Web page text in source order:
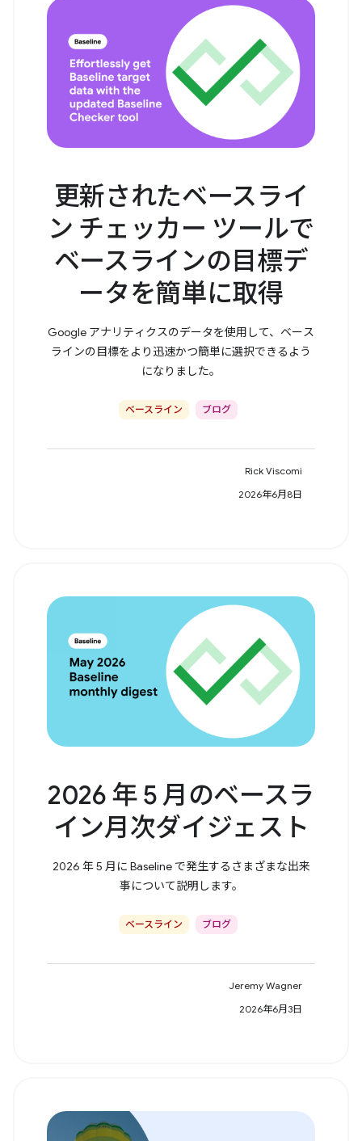
更新されたベースライ
ン チェッカー ツールで
ベースラインの目標デ
ータを簡単に取得
Google アナリティクスのデータを使用して、ベース
ラインの目標をより迅速かつ簡単に選択できるよう
になりました。
ベースライン ブログ
Rick Viscomi
2026年6月8日
2026 年 5 月のベースラ
イン月次ダイジェスト
2026 年 5 月に Baseline で発生するさまざまな出来
事について説明します。
ベースライン ブログ
Jeremy Wagner
2026年6月3日